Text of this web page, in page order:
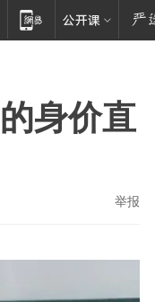
身价直
举报